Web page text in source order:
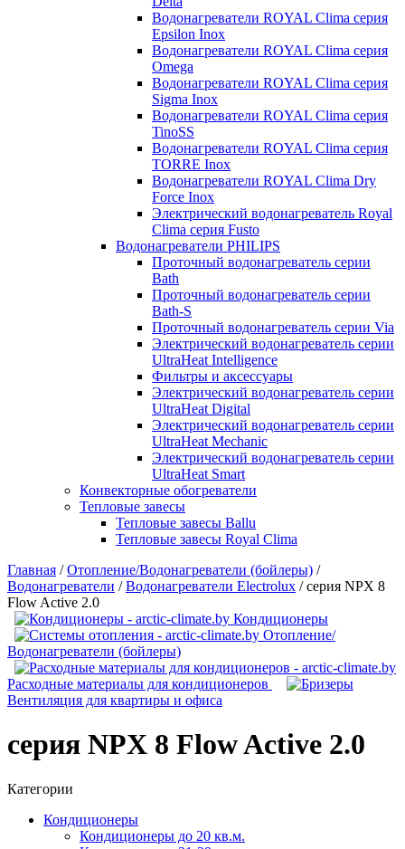
Водонагреватели ROYAL Clima серия
Epsilon Inox
Водонагреватели ROYAL Clima серия
Omega
Водонагреватели ROYAL Clima серия
Sigma Inox
Водонагреватели ROYAL Clima серия
TinoSS
Водонагреватели ROYAL Clima серия
TORRE Inox
Водонагреватели ROYAL Clima Dry
Force Inox
Электрический водонагреватель Royal
Clima серия Fusto
Водонагреватели PHILIPS
Проточный водонагреватель серии
Bath
Проточный водонагреватель серии
Bath-S
Проточный водонагреватель серии Via
Электрический водонагреватель серии
UltraHeat Intelligence
Фильтры и аксессуары
Электрический водонагреватель серии
UltraHeat Digital
Электрический водонагреватель серии
UltraHeat Mechanic
Электрический водонагреватель серии
UltraHeat Smart
Конвекторные обогреватели
Тепловые завесы
Тепловые завесы Ballu
Тепловые завесы Royal Clima
Главная /Отопление/Водонагреватели (бойлеры) /
Водонагреватели /Водонагреватели Electrolux /серия NPX 8
Flow Active 2.0
Кондиционеры
Отопление/
Водонагреватели (бойлеры)
Расходные материалы для кондиционеров
Вентиляция для квартиры и офиса
серия NPX 8 Flow Active 2.0
Категории
Кондиционеры
Кондиционеры до 20 кв.м.